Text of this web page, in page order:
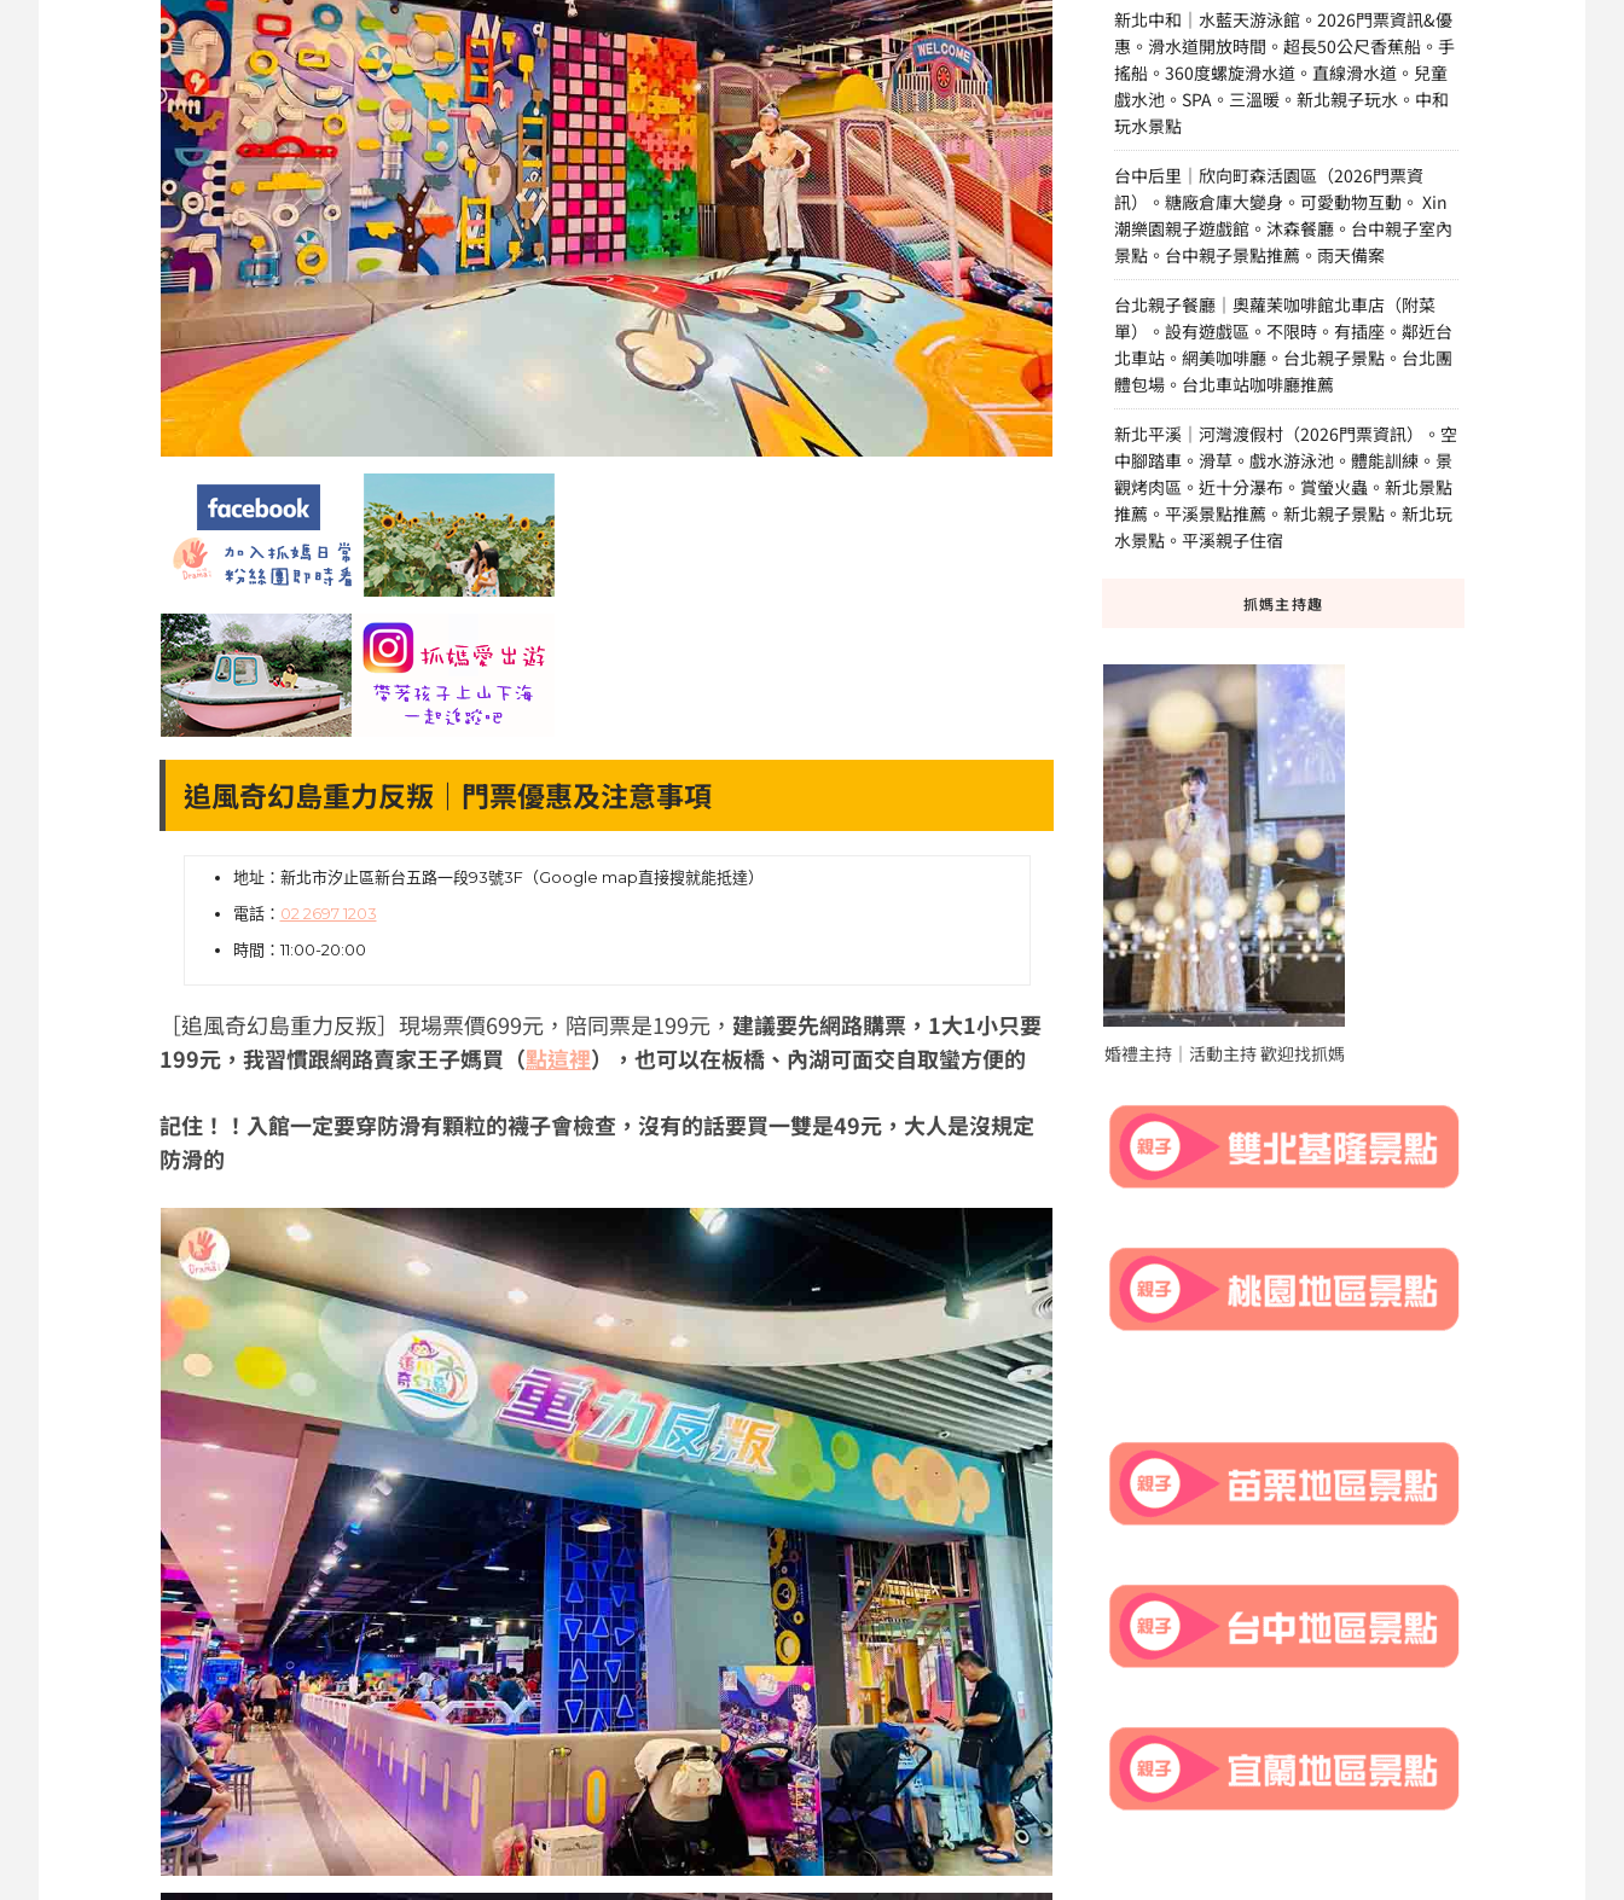
追風奇幻島重力反叛｜門票優惠及注意事項
地址：新北市汐止區新台五路一段93號3F（Google map直接搜就能抵達）
電話： 02 2697 1203
時間：11:00-20:00
［追風奇幻島重力反叛］現場票價699元，陪同票是199元， 建議要先網路購票，1大1小只要
199元，我習慣跟網路賣家王子媽買（點這裡），也可以在板橋、內湖可面交自取蠻方便的
記住！！入館一定要穿防滑有顆粒的襪子會檢查，沒有的話要買一雙是49元，大人是沒規定
防滑的
新北中和｜水藍天游泳館。2026門票資訊&優
惠。滑水道開放時間。超長50公尺香蕉船。手
搖船。360度螺旋滑水道。直線滑水道。兒童
戲水池。SPA。三溫暖。新北親子玩水。中和
玩水景點
台中后里｜欣向町森活園區（2026門票資
訊）。糖廠倉庫大變身。可愛動物互動。 Xin
潮樂園親子遊戲館。沐森餐廳。台中親子室內
景點。台中親子景點推薦。雨天備案
台北親子餐廳｜奧蘿茉咖啡館北車店（附菜
單）。設有遊戲區。不限時。有插座。鄰近台
北車站。網美咖啡廳。台北親子景點。台北團
體包場。台北車站咖啡廳推薦
新北平溪｜河灣渡假村（2026門票資訊）。空
中腳踏車。滑草。戲水游泳池。體能訓練。景
觀烤肉區。近十分瀑布。賞螢火蟲。新北景點
推薦。平溪景點推薦。新北親子景點。新北玩
水景點。平溪親子住宿
抓媽主持趣
婚禮主持｜活動主持 歡迎找抓媽